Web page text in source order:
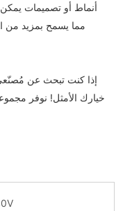
إذا كنت تبحث عن
خيارك الأمثل! نوفر